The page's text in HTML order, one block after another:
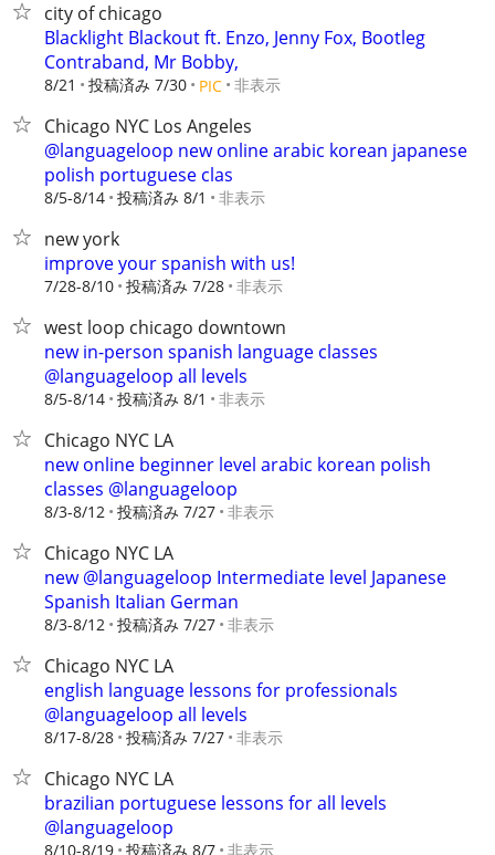
city of chicago
Blacklight Blackout ft. Enzo, Jenny Fox, Bootleg
Contraband, Mr Bobby,
8/21 投稿済み 7/30 PIC 非表示
Chicago NYC Los Angeles
@languageloop new online arabic korean japanese
polish portuguese clas
8/5-8/14 投稿済み 8/1 非表示
new york
improve your spanish with us!
7/28-8/10 投稿済み 7/28 非表示
west loop chicago downtown
new in-person spanish language classes
@languageloop all levels
8/5-8/14 投稿済み 8/1 非表示
Chicago NYC LA
new online beginner level arabic korean polish
classes @languageloop
8/3-8/12 投稿済み 7/27 非表示
Chicago NYC LA
new @languageloop Intermediate level Japanese
Spanish Italian German
8/3-8/12 投稿済み 7/27 非表示
Chicago NYC LA
english language lessons for professionals
@languageloop all levels
8/17-8/28 投稿済み 7/27 非表示
Chicago NYC LA
brazilian portuguese lessons for all levels
@languageloop
8/10-8/19 投稿済み 8/7 非表示